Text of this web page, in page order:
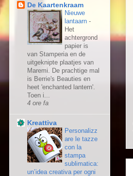
De Kaartenkraam
Nieuwe
lantaarn -
Het
achtergrond
papier is
van Stamperia en de
uitgeknipte plaatjes van
Maremi. De prachtige mal
is Berrie's Beauties en
heet 'enchanted lantern'.
Toen i...
4 ore fa
Kreattiva
Personalizz
are le tazze
con la
stampa
sublimatica:
un’idea creativa per ogni